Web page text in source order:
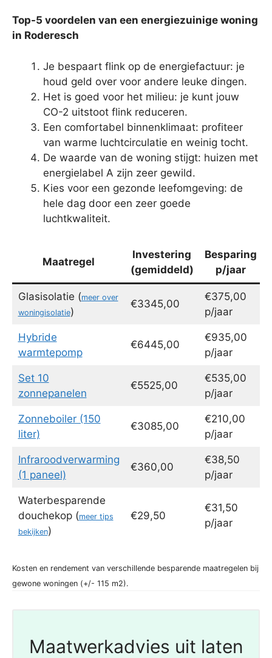
Top-5 voordelen van een energiezuinige woning
in Roderesch
Je bespaart flink op de energiefactuur: je
houd geld over voor andere leuke dingen.
Het is goed voor het milieu: je kunt jouw
CO-2 uitstoot flink reduceren.
Een comfortabel binnenklimaat: profiteer
van warme luchtcirculatie en weinig tocht.
De waarde van de woning stijgt: huizen met
energielabel A zijn zeer gewild.
Kies voor een gezonde leefomgeving: de
hele dag door een zeer goede
luchtkwaliteit.
Maatregel
Investering
(gemiddeld)
Besparing
p/jaar
Glasisolatie (meer over
woningisolatie)
€3345,00
€375,00
p/jaar
Hybride
warmtepomp
€6445,00
€935,00
p/jaar
Set 10
zonnepanelen
€5525,00
€535,00
p/jaar
Zonneboiler (150
liter)
€3085,00
€210,00
p/jaar
Infraroodverwarming
(1 paneel)
€360,00
€38,50
p/jaar
Waterbesparende
douchekop (meer tips
bekijken)
€29,50
€31,50
p/jaar
Kosten en rendement van verschillende besparende maatregelen bij
gewone woningen (+/- 115 m2).
Maatwerkadvies uit laten